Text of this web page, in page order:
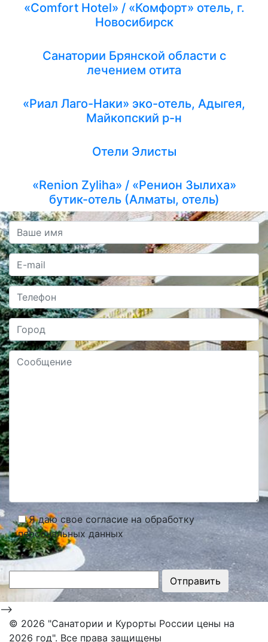
«Comfort Hotel» / «Комфорт» отель, г.
Новосибирск
Санатории Брянской области с
лечением отита
«Риал Лаго-Наки» эко-отель, Адыгея,
Майкопский р-н
Отели Элисты
«Renion Zyliha» / «Ренион Зылиха»
бутик-отель (Алматы, отель)
Я даю свое согласие на обработку
персональных данных
Отправить
-->
© 2026 "Санатории и Курорты России цены на
2026 год". Все права защищены